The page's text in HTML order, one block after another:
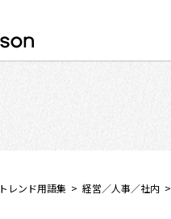
トレンド用語集 経営／人事／社内